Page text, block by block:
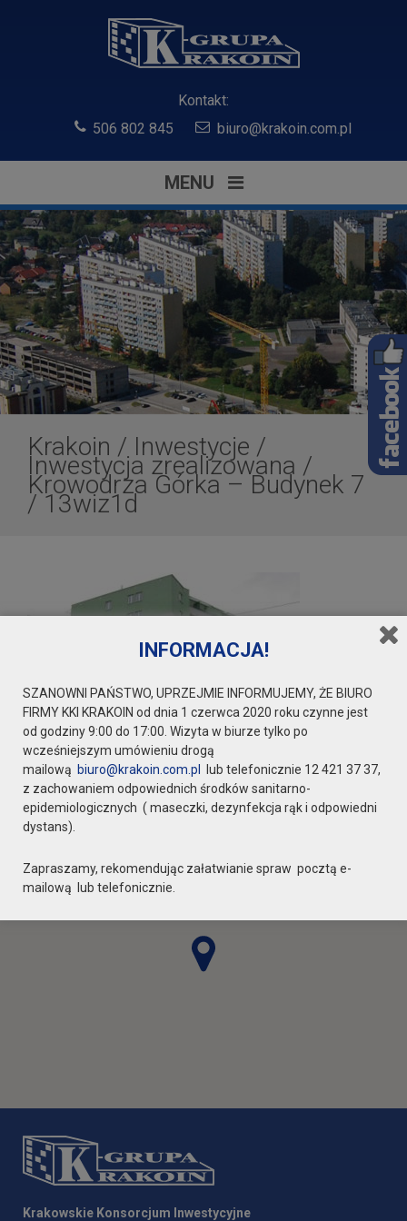
Kontakt:
506 802 845
biuro@krakoin.com.pl
MENU
Krakoin / Inwestycje /
Inwestycja zrealizowana /
Krowodrza Górka – Budynek 7
/13wiz1d
Krakowskie Konsorcjum Inwestycyjne
INFORMACJA!
SZANOWNI PAŃSTWO, UPRZEJMIE INFORMUJEMY, ŻE BIURO
FIRMY KKI KRAKOIN od dnia 1 czerwca 2020 roku czynne jest
od godziny 9:00 do 17:00. Wizyta w biurze tylko po
wcześniejszym umówieniu drogą
mailową biuro@krakoin.com.pl lub telefonicznie 12 421 37 37,
z zachowaniem odpowiednich środków sanitarno-
epidemiologicznych ( maseczki, dezynfekcja rąk i odpowiedni
dystans).
Zapraszamy, rekomendując załatwianie spraw pocztą e-
mailową lub telefonicznie.